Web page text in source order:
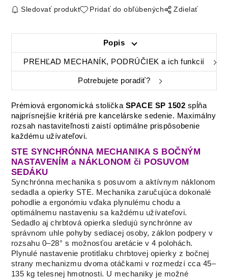
Sledovať produkt Pridať do obľúbených Zdielať
Popis
PREHĽAD MECHANÍK, PODRÚČIEK a ich funkcií
Potrebujete poradiť?
Prémiová ergonomická stolička SPACE SP 1502 spĺňa
najprísnejšie kritériá pre kancelárske sedenie. Maximálny
rozsah nastaviteľnosti zaistí optimálne prispôsobenie
každému užívateľovi.
STE SYNCHRÓNNA MECHANIKA S BOČNÝM
NASTAVENÍM a NÁKLONOM či POSUVOM
SEDÁKU
Synchrónna mechanika s posuvom a aktívnym náklonom
sedadla a opierky STE. Mechanika zaručujúca dokonalé
pohodlie a ergonómiu vďaka plynulému chodu a
optimálnemu nastaveniu sa každému užívateľovi.
Sedadlo aj chrbtová opierka sledujú synchrónne av
správnom uhle pohyby sediacej osoby, záklon podpery v
rozsahu 0–28° s možnosťou aretácie v 4 polohách.
Plynulé nastavenie protitlaku chrbtovej opierky z bočnej
strany mechanizmu dvoma otáčkami v rozmedzí cca 45–
135 kg telesnej hmotnosti. U mechaniky je možné